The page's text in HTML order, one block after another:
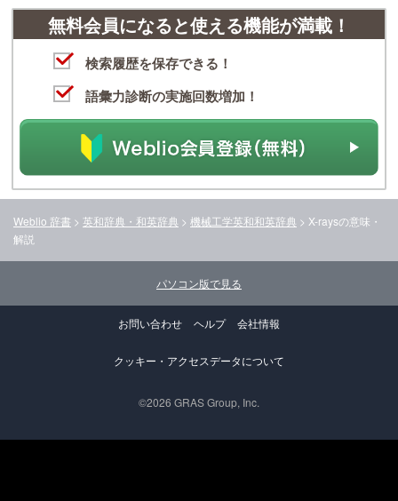
無料会員になると使える機能が満載！
検索履歴を保存できる！
語彙力診断の実施回数増加！
Weblio 辞書 > 英和辞典・和英辞典 > 機械工学英和和英辞典 > X-raysの意味・
解説
パソコン版で見る
お問い合わせ ヘルプ 会社情報
クッキー・アクセスデータについて
©2026 GRAS Group, Inc.